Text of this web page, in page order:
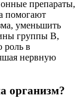
препараты,
помогают
уменьшить
группы В,
роль в
нервную
организм?